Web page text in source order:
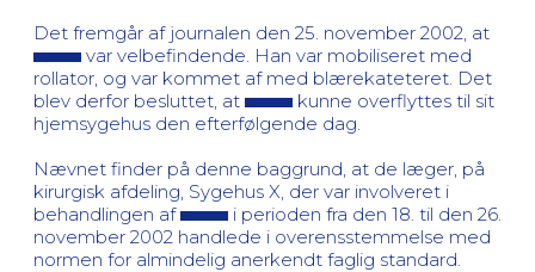
Det fremgår af journalen den 25. november 2002, at
var velbefindende. Han var mobiliseret med
rollator, og var kommet af med blærekateteret. Det
blev derfor besluttet, at
kunne overflyttes til sit
hjemsygehus den efterfølgende dag.
Nævnet finder på denne baggrund, at de læger, på
kirurgisk afdeling, Sygehus X, der var involveret i
behandlingen af
i perioden fra den 18. til den 26.
november 2002 handlede i overensstemmelse med
normen for almindelig anerkendt faglig standard.